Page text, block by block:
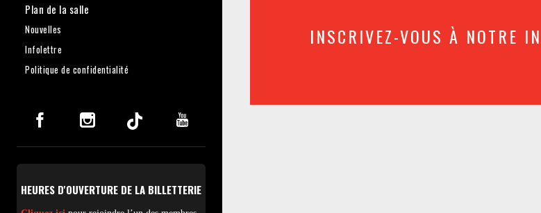
Plan de la salle
Nouvelles
Infolettre
Politique de confidentialité
HEURES D'OUVERTURE DE LA BILLETTERIE
INSCRIVEZ-VOUS À NOTRE